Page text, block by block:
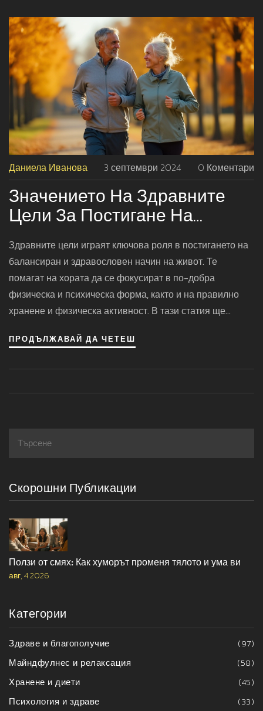
Даниела Иванова 3 септември 2024 0 Коментари
Значението На Здравните
Цели За Постигане На
Балансиран Начин На Живот
Здравните цели играят ключова роля в постигането на
балансиран и здравословен начин на живот. Те
помагат на хората да се фокусират в по-добра
физическа и психическа форма, както и на правилно
хранене и физическа активност. В тази статия ще
да подобрят качеството на живот и да водят до по-
ПРОДЪЛЖАВАЙ ДА ЧЕТЕШ
Скорошни Публикации
Ползи от смях: Как хуморът променя тялото и ума ви
авг, 4 2026
Категории
Здраве и благополучие
(97)
Майндфулнес и релаксация
(58)
Хранене и диети
(45)
Психология и здраве
(33)